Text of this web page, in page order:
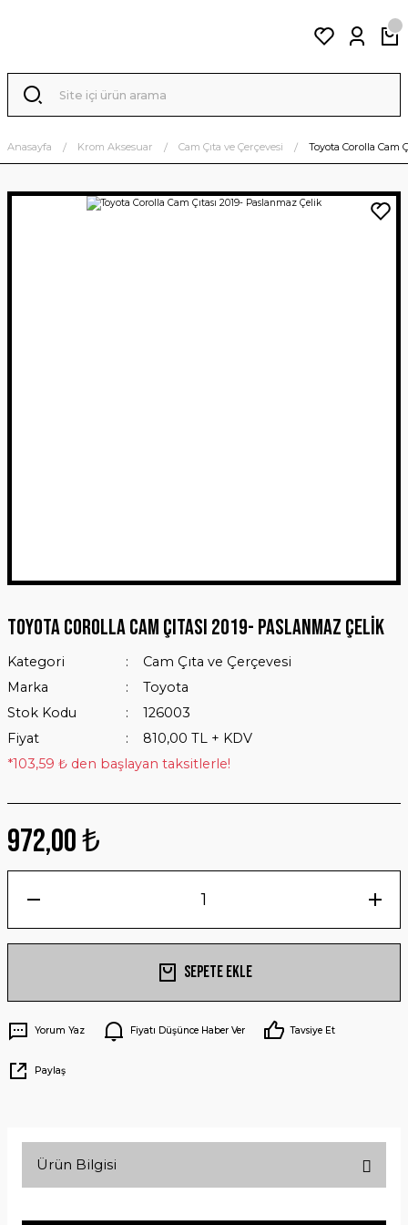
Anasayfa Krom Aksesuar Cam Çıta ve Çerçevesi Toyota Corolla Cam
Toyota Corolla Cam Çıtası 2019- Paslanmaz Çelik
Kategori
Cam Çıta ve Çerçevesi
Marka
Toyota
Stok Kodu
126003
Fiyat
810,00 TL + KDV
*103,59 ₺ den başlayan taksitlerle!
972,00 ₺
Sepete Ekle
Yorum Yaz Fiyatı Düşünce Haber Ver Tavsiye Et
Paylaş
Ürün Bilgisi